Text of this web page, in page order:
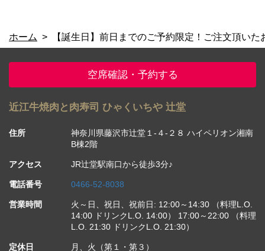
ホーム 【誕生日】前日までのご予約限定！ご注文頂い
空席確認・予約する
近江牛焼肉と肉寿司 ひゃくいちや 辻堂
住所
神奈川県藤沢市辻堂１-４-２８ ハイペリオン湘南
B棟2階
アクセス JR辻堂駅南口から徒歩3分♪
電話番号 0466-52-8038
営業時間
火～日、祝日、祝前日: 12:00～14:30 （料理L.O.
14:00 ドリンクL.O. 14:00） 17:00～22:00 （料理
L.O. 21:30 ドリンクL.O. 21:30）
定休日 月、火（第１・第３）